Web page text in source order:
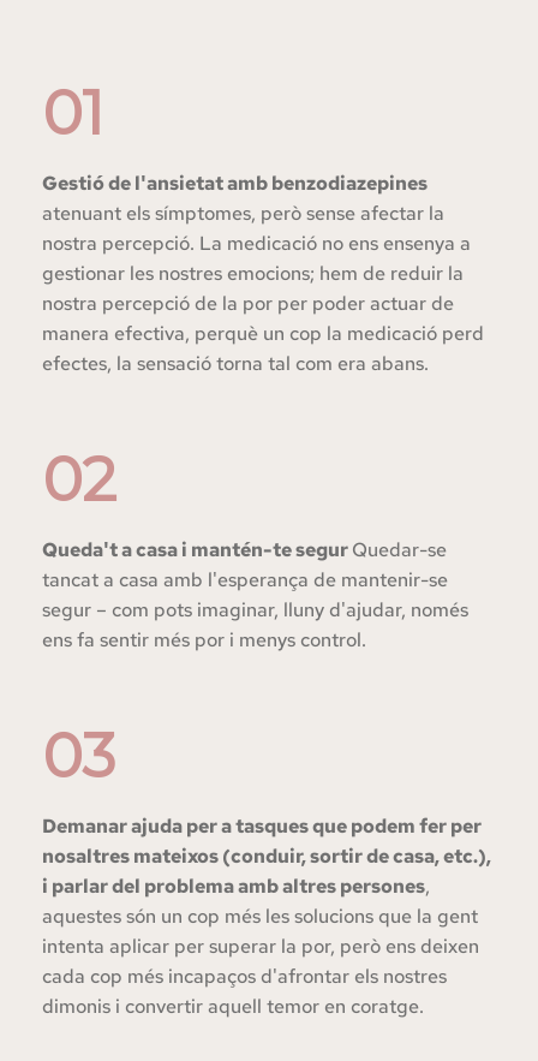
01
atenuant els símptomes, però sense afectar la
nostra percepció. La medicació no ens ensenya a
gestionar les nostres emocions; hem de reduir la
nostra percepció de la por per poder actuar de
manera efectiva, perquè un cop la medicació perd
efectes, la sensació torna tal com era abans.
02
Queda't a casa i mantén-te segur Quedar-se
tancat a casa amb l'esperança de mantenir-se
segur – com pots imaginar, lluny d'ajudar, només
ens fa sentir més por i menys control.
03
Demanar ajuda per a tasques que podem fer per
nosaltres mateixos (conduir, sortir de casa, etc.),
i parlar del problema amb altres persones,
aquestes són un cop més les solucions que la gent
intenta aplicar per superar la por, però ens deixen
cada cop més incapaços d'afrontar els nostres
dimonis i convertir aquell temor en coratge.